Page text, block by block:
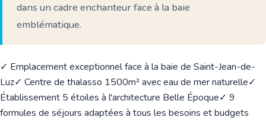
dans un cadre enchanteur face à la baie
emblématique.
✓ Emplacement exceptionnel face à la baie de Saint-Jean-de-
Luz✓ Centre de thalasso 1500m² avec eau de mer naturelle✓
Établissement 5 étoiles à l'architecture Belle Époque✓ 9
formules de séjours adaptées à tous les besoins et budgets